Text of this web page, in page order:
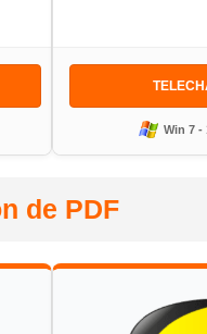
Win 7 -
de PDF